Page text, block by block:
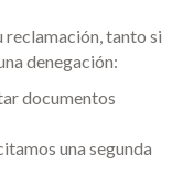
reclamación, tanto si
denegación:
documentos
una segunda